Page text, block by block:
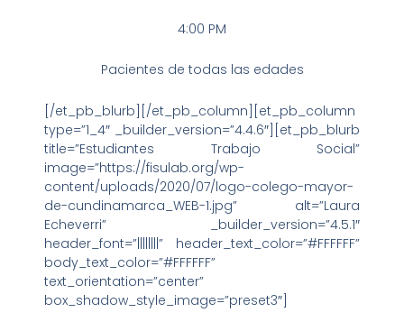
4:00 PM
Pacientes de todas las edades
[/et_pb_blurb][/et_pb_column][et_pb_column
type=”1_4″ _builder_version=”4.4.6″][et_pb_blurb
title=”Estudiantes Trabajo Social”
image=”https://fisulab.org/wp-
content/uploads/2020/07/logo-colego-mayor-
de-cundinamarca_WEB-1.jpg” alt=”Laura
Echeverri” _builder_version=”4.5.1″
header_font=”||||||||” header_text_color=”#FFFFFF”
body_text_color=”#FFFFFF”
text_orientation=”center”
box_shadow_style_image=”preset3″]